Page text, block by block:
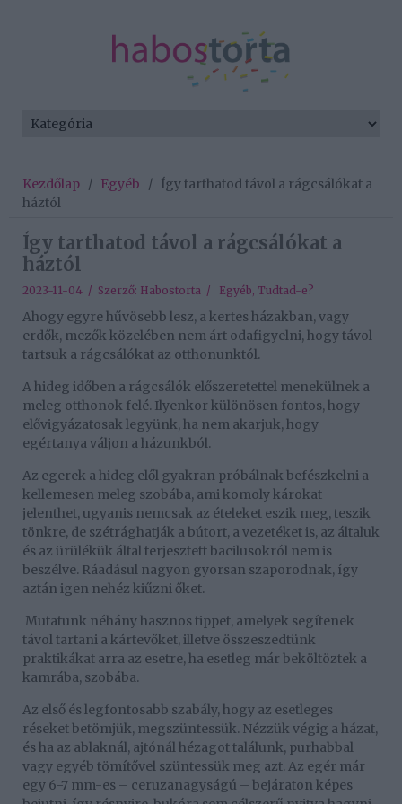
Kezdőlap / Egyéb / Így tarthatod távol a rágcsálókat a
háztól
Így tarthatod távol a rágcsálókat a
háztól
2023-11-04 / Szerző: Habostorta / Egyéb, Tudtad-e?
Ahogy egyre hűvösebb lesz, a kertes házakban, vagy
erdők, mezők közelében nem árt odafigyelni, hogy távol
tartsuk a rágcsálókat az otthonunktól.
A hideg időben a rágcsálók előszeretettel menekülnek a
meleg otthonok felé. Ilyenkor különösen fontos, hogy
elővigyázatosak legyünk, ha nem akarjuk, hogy
egértanya váljon a házunkból.
Az egerek a hideg elől gyakran próbálnak befészkelni a
kellemesen meleg szobába, ami komoly károkat
jelenthet, ugyanis nemcsak az ételeket eszik meg, teszik
tönkre, de szétrághatják a bútort, a vezetéket is, az általuk
és az ürülékük által terjesztett bacilusokról nem is
beszélve. Ráadásul nagyon gyorsan szaporodnak, így
aztán igen nehéz kiűzni őket.
Mutatunk néhány hasznos tippet, amelyek segítenek
távol tartani a kártevőket, illetve összeszedtünk
praktikákat arra az esetre, ha esetleg már beköltöztek a
kamrába, szobába.
Az első és legfontosabb szabály, hogy az esetleges
réseket betömjük, megszüntessük. Nézzük végig a házat,
és ha az ablaknál, ajtónál hézagot találunk, purhabbal
vagy egyéb tömítővel szüntessük meg azt. Az egér már
egy 6-7 mm-es – ceruzanagyságú – bejáraton képes